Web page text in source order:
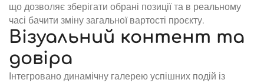
що дозволяє зберігати обрані позиції та в реальному
часі бачити зміну загальної вартості проєкту.
Візуальний контент та
довіра
Інтегровано динамічну галерею успішних подій із